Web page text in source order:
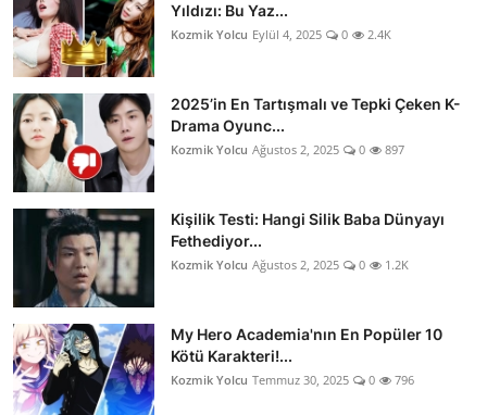
Yıldızı: Bu Yaz...
Kozmik Yolcu Eylül 4, 2025 0 2.4K
2025’in En Tartışmalı ve Tepki Çeken K-
Drama Oyunc...
Kozmik Yolcu Ağustos 2, 2025 0 897
Kişilik Testi: Hangi Silik Baba Dünyayı
Fethediyor...
Kozmik Yolcu Ağustos 2, 2025 0 1.2K
My Hero Academia'nın En Popüler 10
Kötü Karakteri!...
Kozmik Yolcu Temmuz 30, 2025 0 796